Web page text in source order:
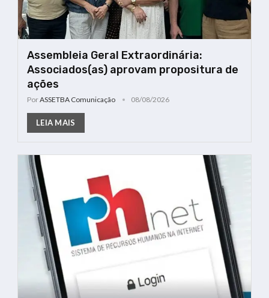
Assembleia Geral Extraordinária:
Associados(as) aprovam propositura de
ações
PorASSETBA Comunicação 08/08/2026
LEIA MAIS